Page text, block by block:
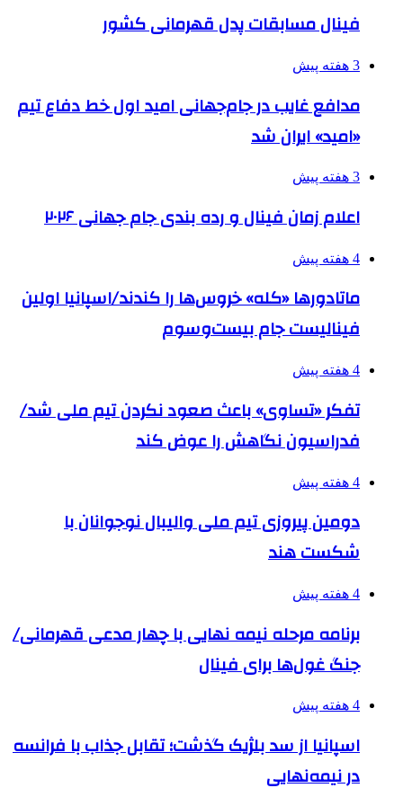
فینال مسابقات پدل قهرمانی کشور
3 هفته پیش
مدافع غایب در جام‌جهانی امید اول خط دفاع تیم
«امید» ایران شد
3 هفته پیش
اعلام زمان فینال و رده بندی جام جهانی ۲۰۲۶
4 هفته پیش
ماتادورها «کله» خروس‌ها را کندند/اسپانیا اولین
فینالیست جام بیست‌وسوم
4 هفته پیش
تفکر «تساوی» باعث صعود نکردن تیم ملی شد/
فدراسیون نگاهش را عوض کند
4 هفته پیش
دومین پیروزی تیم ملی والیبال نوجوانان با
شکست هند
4 هفته پیش
برنامه مرحله نیمه نهایی با چهار مدعی قهرمانی/
جنگ غول‌ها برای فینال
4 هفته پیش
اسپانیا از سد بلژیک گذشت؛ تقابل جذاب با فرانسه
در نیمه‌نهایی